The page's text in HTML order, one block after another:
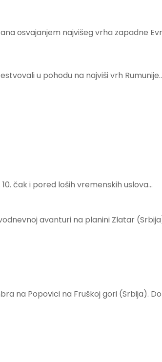
osvajanjem najvišeg vrha zapadne
u pohodu na najviši vrh
čak i pored loših vremenskih uslova…
avanturi na planini Zlatar
na Popovici na Fruškoj gori (Srbija).